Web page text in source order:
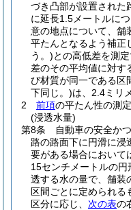
づき凸部が設置された
に延長1.5メートルに
意の地点について、舗
平たんとなるよう補正
う。)との高低差を測
差のその平均値に対す
び材質が同一である区
下同じ。)は、2.4ミリ
2
前項の平たん性の測
(浸透水量)
第8条
自動車の安全か
路の路面下に円滑に浸
要がある場合において
15センチメートルの
透する水の量で、舗装
区間ごとに定められる
区分に応じ、 次の表の